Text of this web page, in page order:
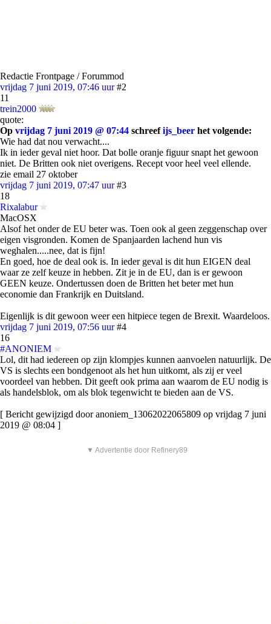
Redactie Frontpage / Forummod
vrijdag 7 juni 2019, 07:46 uur #2
11
trein2000
quote:
Op vrijdag 7 juni 2019 @ 07:44 schreefijs_beer het volgende:
Wie had dat nou verwacht....
Ik in ieder geval niet hoor. Dat bolle oranje figuur snapt het gewoon
niet. De Britten ook niet overigens. Recept voor heel veel ellende.
zie email 27 oktober
vrijdag 7 juni 2019, 07:47 uur #3
18
Rixalabur
MacOSX
Alsof het onder de EU beter was. Toen ook al geen zeggenschap over
eigen visgronden. Komen de Spanjaarden lachend hun vis
weghalen.....nee, dat is fijn!
En goed, hoe de deal ook is. In ieder geval is dit hun EIGEN deal
waar ze zelf keuze in hebben. Zit je in de EU, dan is er gewoon
GEEN keuze. Ondertussen doen de Britten het beter met hun
economie dan Frankrijk en Duitsland.
Eigenlijk is dit gewoon weer een hitpiece tegen de Brexit. Waardeloos.
vrijdag 7 juni 2019, 07:56 uur #4
16
#ANONIEM
Lol, dit had iedereen op zijn klompjes kunnen aanvoelen natuurlijk. De
VS is slechts een bondgenoot als het hun uitkomt, als zij er veel
voordeel van hebben. Dit geeft ook prima aan waarom de EU nodig is
als handelsblok, om als blok tegenwicht te bieden aan de VS.
[ Bericht gewijzigd door anoniem_13062022065809 op vrijdag 7 juni
2019 @ 08:04 ]
▼ Advertentie door Refinery89